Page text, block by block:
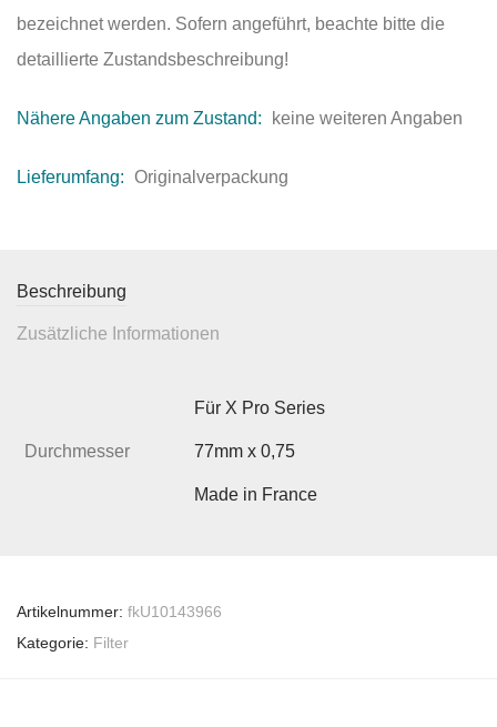
bezeichnet werden. Sofern angeführt, beachte bitte die
detaillierte Zustandsbeschreibung!
Nähere Angaben zum Zustand: keine weiteren Angaben
Lieferumfang: Originalverpackung
Beschreibung
Zusätzliche Informationen
Für X Pro Series
Durchmesser 77mm x 0,75
Made in France
Artikelnummer: fkU10143966
Kategorie: Filter